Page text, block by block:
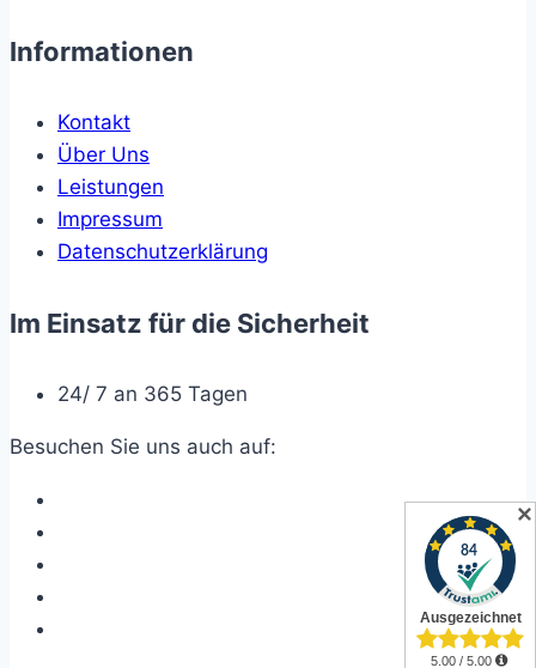
Informationen
Kontakt
Über Uns
Leistungen
Impressum
Datenschutzerklärung
Im Einsatz für die Sicherheit
24/ 7 an 365 Tagen
Besuchen Sie uns auch auf:
✕